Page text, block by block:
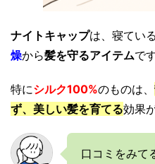
ナイトキャップは、寝てい
燥から髪を守るアイテムです
特にシルク100%のものは、
ず、美しい髪を育てる効果
口コミをみて